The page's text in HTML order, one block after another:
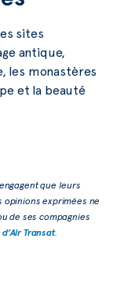
sites
antique,
les monastères
et la beauté
que leurs
exprimées ne
de ses compagnies
Transat.